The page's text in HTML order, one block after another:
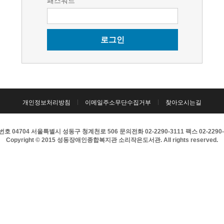
로그인
개인정보처리방침 이메일주소무단수집거부 찾아오시는길
호 04704 서울특별시 성동구 청계천로 506 문의전화 02-2290-3111 팩스 02-
Copyright © 2015 성동장애인종합복지관 소리작은도서관. All rights reserved.